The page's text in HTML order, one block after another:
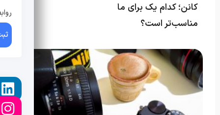
کانن؛ کدام یک برای ما
مناسب‌تر است؟